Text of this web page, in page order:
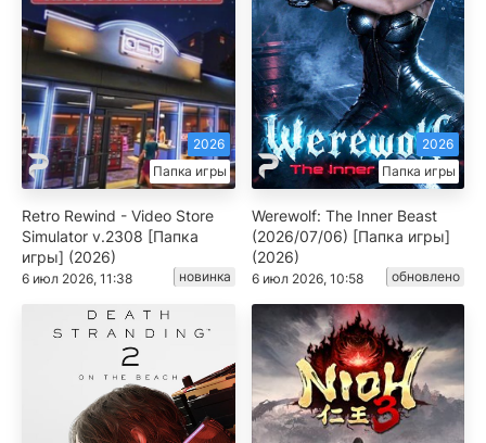
Папка игры
2026
Retro Rewind - Video Store
Simulator v.2308 [Папка
игры] (2026)
6 июл 2026, 11:38 новинка
Папка игры
2026
Werewolf: The Inner Beast
(2026/07/06) [Папка игры]
(2026)
6 июл 2026, 10:58 обновлено